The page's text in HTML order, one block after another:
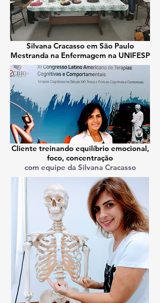
Silvana Cracasso em São Paulo
Mestranda na Enfermagem na UNIFESP
Cliente treinando equilíbrio emocional,
foco, concentração
com equipe da Silvana Cracasso